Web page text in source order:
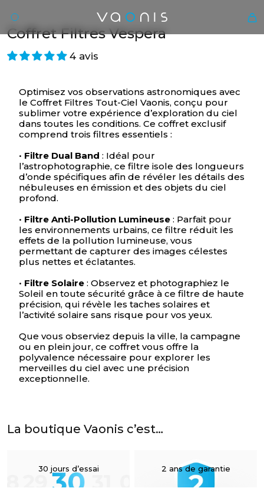
Fr
Coffret Filtres Vespera
4 avis
Optimisez vos observations astronomiques avec
le Coffret Filtres Tout-Ciel Vaonis, conçu pour
sublimer votre expérience d’exploration du ciel
dans toutes les conditions. Ce coffret exclusif
comprend trois filtres essentiels :
• Filtre Dual Band : Idéal pour
l’astrophotographie, ce filtre isole des longueurs
d’onde spécifiques afin de révéler les détails des
nébuleuses en émission et des objets du ciel
profond.
• Filtre Anti-Pollution Lumineuse : Parfait pour
les environnements urbains, ce filtre réduit les
effets de la pollution lumineuse, vous
permettant de capturer des images célestes
plus nettes et éclatantes.
• Filtre Solaire : Observez et photographiez le
Soleil en toute sécurité grâce à ce filtre de haute
précision, qui révèle les taches solaires et
l’activité solaire sans risque pour vos yeux.
Que vous observiez depuis la ville, la campagne
ou en plein jour, ce coffret vous offre la
polyvalence nécessaire pour explorer les
merveilles du ciel avec une précision
exceptionnelle.
La boutique Vaonis c’est…
30 jours d’essai 2 ans de garantie
Votre panier est vide